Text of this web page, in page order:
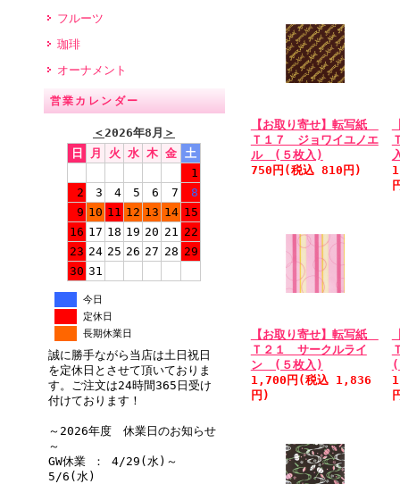
フルーツ
珈琲
オーナメント
営業カレンダー
＜2026年8月 ＞
日
月 火 水 木 金 土
1
2
3 4 5 6 7
8
9 10 11 12 13 14 15
16 17 18 19 20 21 22
23 24 25 26 27 28 29
30 31
今日
定休日
長期休業日
誠に勝手ながら当店は土日祝日
を定休日とさせて頂いておりま
す。ご注文は24時間365日受け
付けております！
～2026年度 休業日のお知らせ
～
GW休業 ： 4/29(水)～
5/6(水)
【お取り寄せ】転写紙
Ｔ１７ ジョワイユノエ
ル (５枚入)
750円(税込 810円)
【お取り寄せ】転写紙
Ｔ２１ サークルライ
ン (５枚入)
1,700円(税込 1,836
円)
(